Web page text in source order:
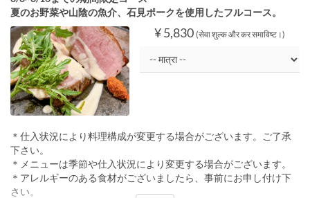
夏のお野菜や山陰の魚介、石見ポークを使用したフルコース。
¥ 5,830 (सेवा शुल्क और कर समाविष्ट।)
＊仕入状況により料理構成が変更する場合がございます。ご了承
下さい。
＊メニューは季節や仕入状況により変更する場合がございます。
＊アレルギーのある食材がございましたら、事前にお申し付け下
さい。